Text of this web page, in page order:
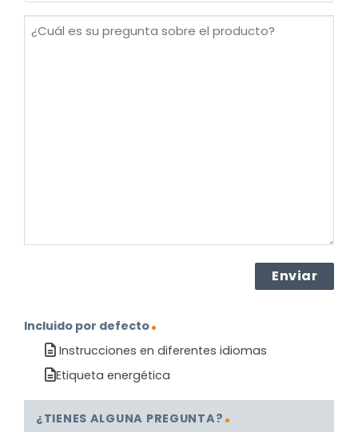
¿Cuál
Incluido por defecto
Instrucciones en diferentes idiomas
Etiqueta energética
¿TIENES ALGUNA PREGUNTA?